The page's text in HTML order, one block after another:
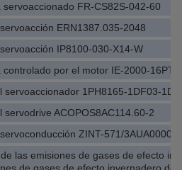
FR-CS82S-042-60
ERN1387.035-2048
IP8100-030-X14-W
controlado por el motor IE-2000-
servoaccionador 1PH8165-1DF03-
servodrive ACOPOS8AC114.60-2
ZINT-571/
las emisiones de gases de efecto